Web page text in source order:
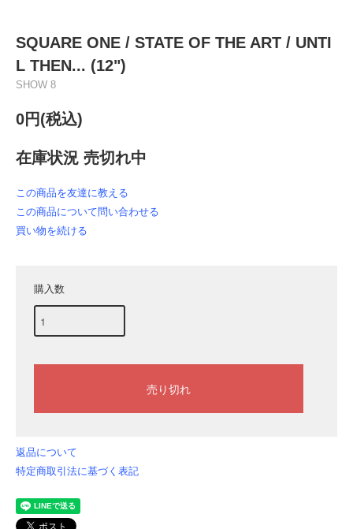
SQUARE ONE / STATE OF THE ART / UNTI
L THEN... (12")
SHOW 8
0円(税込)
在庫状況 売切れ中
この商品を友達に教える
この商品について問い合わせる
買い物を続ける
購入数
返品について
特定商取引法に基づく表記